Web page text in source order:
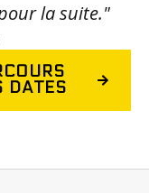
la suite."
DATES